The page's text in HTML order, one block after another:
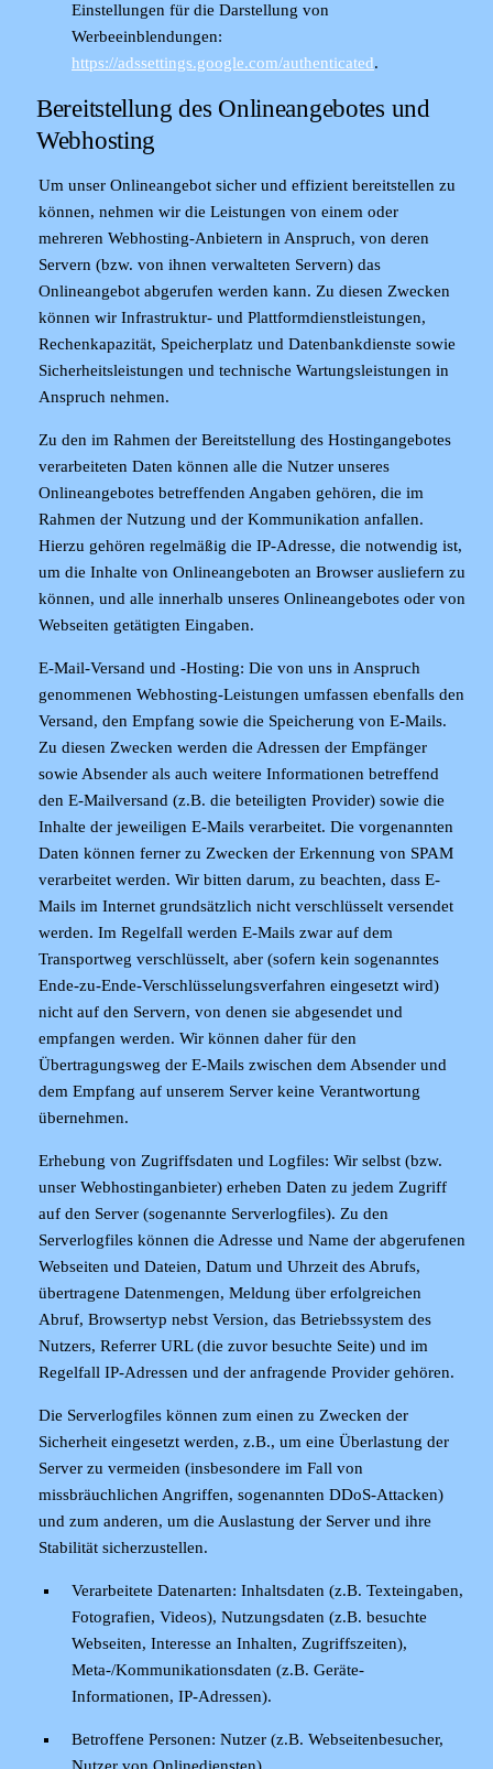
Einstellungen für die Darstellung von
Werbeeinblendungen:
https://adssettings.google.com/authenticated.
Bereitstellung des Onlineangebotes und
Webhosting
Um unser Onlineangebot sicher und effizient bereitstellen zu
können, nehmen wir die Leistungen von einem oder
mehreren Webhosting-Anbietern in Anspruch, von deren
Servern (bzw. von ihnen verwalteten Servern) das
Onlineangebot abgerufen werden kann. Zu diesen Zwecken
können wir Infrastruktur- und Plattformdienstleistungen,
Rechenkapazität, Speicherplatz und Datenbankdienste sowie
Sicherheitsleistungen und technische Wartungsleistungen in
Anspruch nehmen.
Zu den im Rahmen der Bereitstellung des Hostingangebotes
verarbeiteten Daten können alle die Nutzer unseres
Onlineangebotes betreffenden Angaben gehören, die im
Rahmen der Nutzung und der Kommunikation anfallen.
Hierzu gehören regelmäßig die IP-Adresse, die notwendig ist,
um die Inhalte von Onlineangeboten an Browser ausliefern zu
können, und alle innerhalb unseres Onlineangebotes oder von
Webseiten getätigten Eingaben.
E-Mail-Versand und -Hosting: Die von uns in Anspruch
genommenen Webhosting-Leistungen umfassen ebenfalls den
Versand, den Empfang sowie die Speicherung von E-Mails.
Zu diesen Zwecken werden die Adressen der Empfänger
sowie Absender als auch weitere Informationen betreffend
den E-Mailversand (z.B. die beteiligten Provider) sowie die
Inhalte der jeweiligen E-Mails verarbeitet. Die vorgenannten
Daten können ferner zu Zwecken der Erkennung von SPAM
verarbeitet werden. Wir bitten darum, zu beachten, dass E-
Mails im Internet grundsätzlich nicht verschlüsselt versendet
werden. Im Regelfall werden E-Mails zwar auf dem
Transportweg verschlüsselt, aber (sofern kein sogenanntes
Ende-zu-Ende-Verschlüsselungsverfahren eingesetzt wird)
nicht auf den Servern, von denen sie abgesendet und
empfangen werden. Wir können daher für den
Übertragungsweg der E-Mails zwischen dem Absender und
dem Empfang auf unserem Server keine Verantwortung
übernehmen.
Erhebung von Zugriffsdaten und Logfiles: Wir selbst (bzw.
unser Webhostinganbieter) erheben Daten zu jedem Zugriff
auf den Server (sogenannte Serverlogfiles). Zu den
Serverlogfiles können die Adresse und Name der abgerufenen
Webseiten und Dateien, Datum und Uhrzeit des Abrufs,
übertragene Datenmengen, Meldung über erfolgreichen
Abruf, Browsertyp nebst Version, das Betriebssystem des
Nutzers, Referrer URL (die zuvor besuchte Seite) und im
Regelfall IP-Adressen und der anfragende Provider gehören.
Die Serverlogfiles können zum einen zu Zwecken der
Sicherheit eingesetzt werden, z.B., um eine Überlastung der
Server zu vermeiden (insbesondere im Fall von
missbräuchlichen Angriffen, sogenannten DDoS-Attacken)
und zum anderen, um die Auslastung der Server und ihre
Stabilität sicherzustellen.
Verarbeitete Datenarten: Inhaltsdaten (z.B. Texteingaben,
Fotografien, Videos), Nutzungsdaten (z.B. besuchte
Webseiten, Interesse an Inhalten, Zugriffszeiten),
Meta-/Kommunikationsdaten (z.B. Geräte-
Informationen, IP-Adressen).
Betroffene Personen: Nutzer (z.B. Webseitenbesucher,